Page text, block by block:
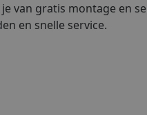
van gratis montage en
en snelle service.